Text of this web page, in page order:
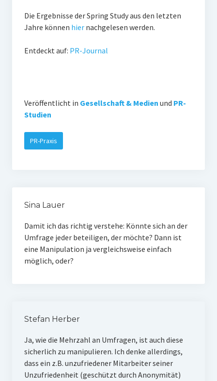
Die Ergebnisse der Spring Study aus den letzten
Jahre können hier nachgelesen werden.
Entdeckt auf: PR-Journal
Veröffentlicht in Gesellschaft & Medien und PR-
Studien
PR-Praxis
Sina Lauer
Damit ich das richtig verstehe: Könnte sich an der
Umfrage jeder beteiligen, der möchte? Dann ist
eine Manipulation ja vergleichsweise einfach
möglich, oder?
Stefan Herber
Ja, wie die Mehrzahl an Umfragen, ist auch diese
sicherlich zu manipulieren. Ich denke allerdings,
dass ein z.B. unzufriedener Mitarbeiter seiner
Unzufriedenheit (geschützt durch Anonymität)